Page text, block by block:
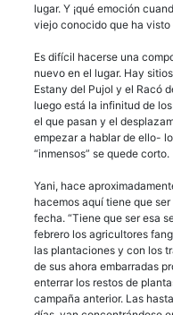
lugar. Y ¡qué emoción
viejo conocido que ha
Es difícil hacerse una
nuevo en el lugar. Hay
Estany del Pujol y el Racó
luego está la infinitud de
el que pasan y el
empezar a hablar de ello-
“inmensos” se quede corto.
Yani, hace
hacemos aquí tiene que
fecha. “Tiene que ser esa
febrero los agricultores
las plantaciones y con los
de sus ahora embarradas
enterrar los restos de
campaña anterior. Las